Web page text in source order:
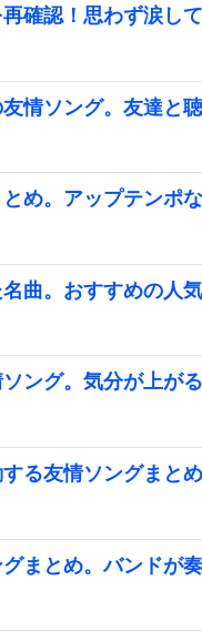
再確認！思わず涙し
情ソング。友達と
め。アップテンポ
曲。おすすめの人
ング。気分が上が
する友情ソングまとめ
まとめ。バンドが